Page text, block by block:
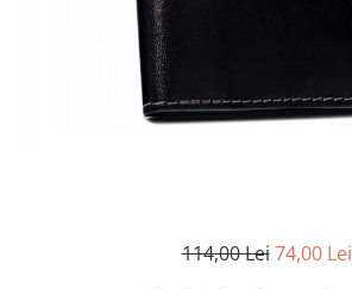
114,00 Lei 74,00 Lei